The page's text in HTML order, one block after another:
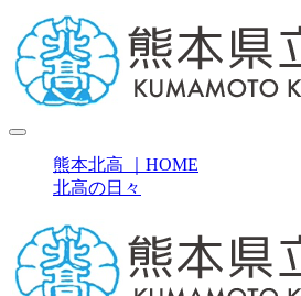
熊本北高 ｜HOME
北高の日々